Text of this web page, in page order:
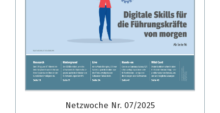
Netzwoche Nr. 07/2025